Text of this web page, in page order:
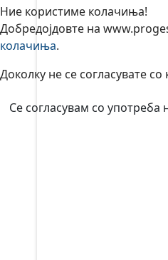
Ние користиме колачиња!
Добредојдовте на
колачиња.
Доколку не се согласувате
Се согласувам со употреба